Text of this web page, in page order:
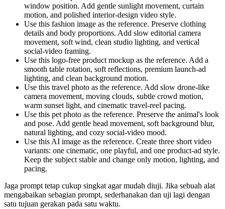
window position. Add gentle sunlight movement, curtain
motion, and polished interior-design video style.
Use this fashion image as the reference. Preserve clothing
details and body proportions. Add slow editorial camera
movement, soft wind, clean studio lighting, and vertical
social-video framing.
Use this logo-free product mockup as the reference. Add a
smooth table rotation, soft reflections, premium launch-ad
lighting, and clean background motion.
Use this travel photo as the reference. Add slow drone-like
camera movement, moving clouds, subtle crowd motion,
warm sunset light, and cinematic travel-reel pacing.
Use this pet photo as the reference. Preserve the animal's look
and pose. Add gentle head movement, soft background blur,
natural lighting, and cozy social-video mood.
Use this AI image as the reference. Create three short video
variants: one cinematic, one playful, and one product-ad style.
Keep the subject stable and change only motion, lighting, and
pacing.
Jaga prompt tetap cukup singkat agar mudah diuji. Jika sebuah alat
mengabaikan sebagian prompt, sederhanakan dan uji lagi dengan
satu tujuan gerakan pada satu waktu.